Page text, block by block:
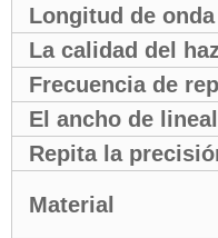
Longitud de
La calidad del
Frecuencia de
El ancho de
Repita la
Material